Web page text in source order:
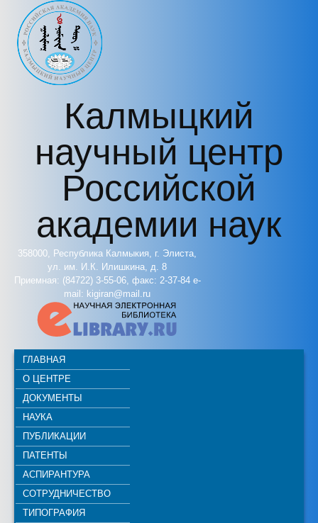
Перейти к основному содержанию
Калмыцкий
научный центр
Российской
академии наук
358000, Республика Калмыкия, г. Элиста,
ул. им. И.К. Илишкина, д. 8
Приемная: (84722) 3-55-06, факс: 2-37-84 e-
mail: kigiran@mail.ru
ГЛАВНАЯ
О ЦЕНТРЕ
ДОКУМЕНТЫ
НАУКА
ПУБЛИКАЦИИ
ПАТЕНТЫ
АСПИРАНТУРА
СОТРУДНИЧЕСТВО
ТИПОГРАФИЯ